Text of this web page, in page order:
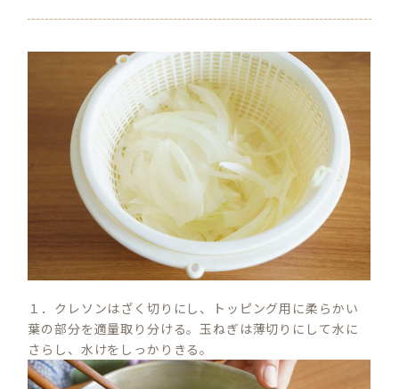
１．クレソンはざく切りにし、トッピング用に柔らかい
葉の部分を適量取り分ける。玉ねぎは薄切りにして水に
さらし、水けをしっかりきる。